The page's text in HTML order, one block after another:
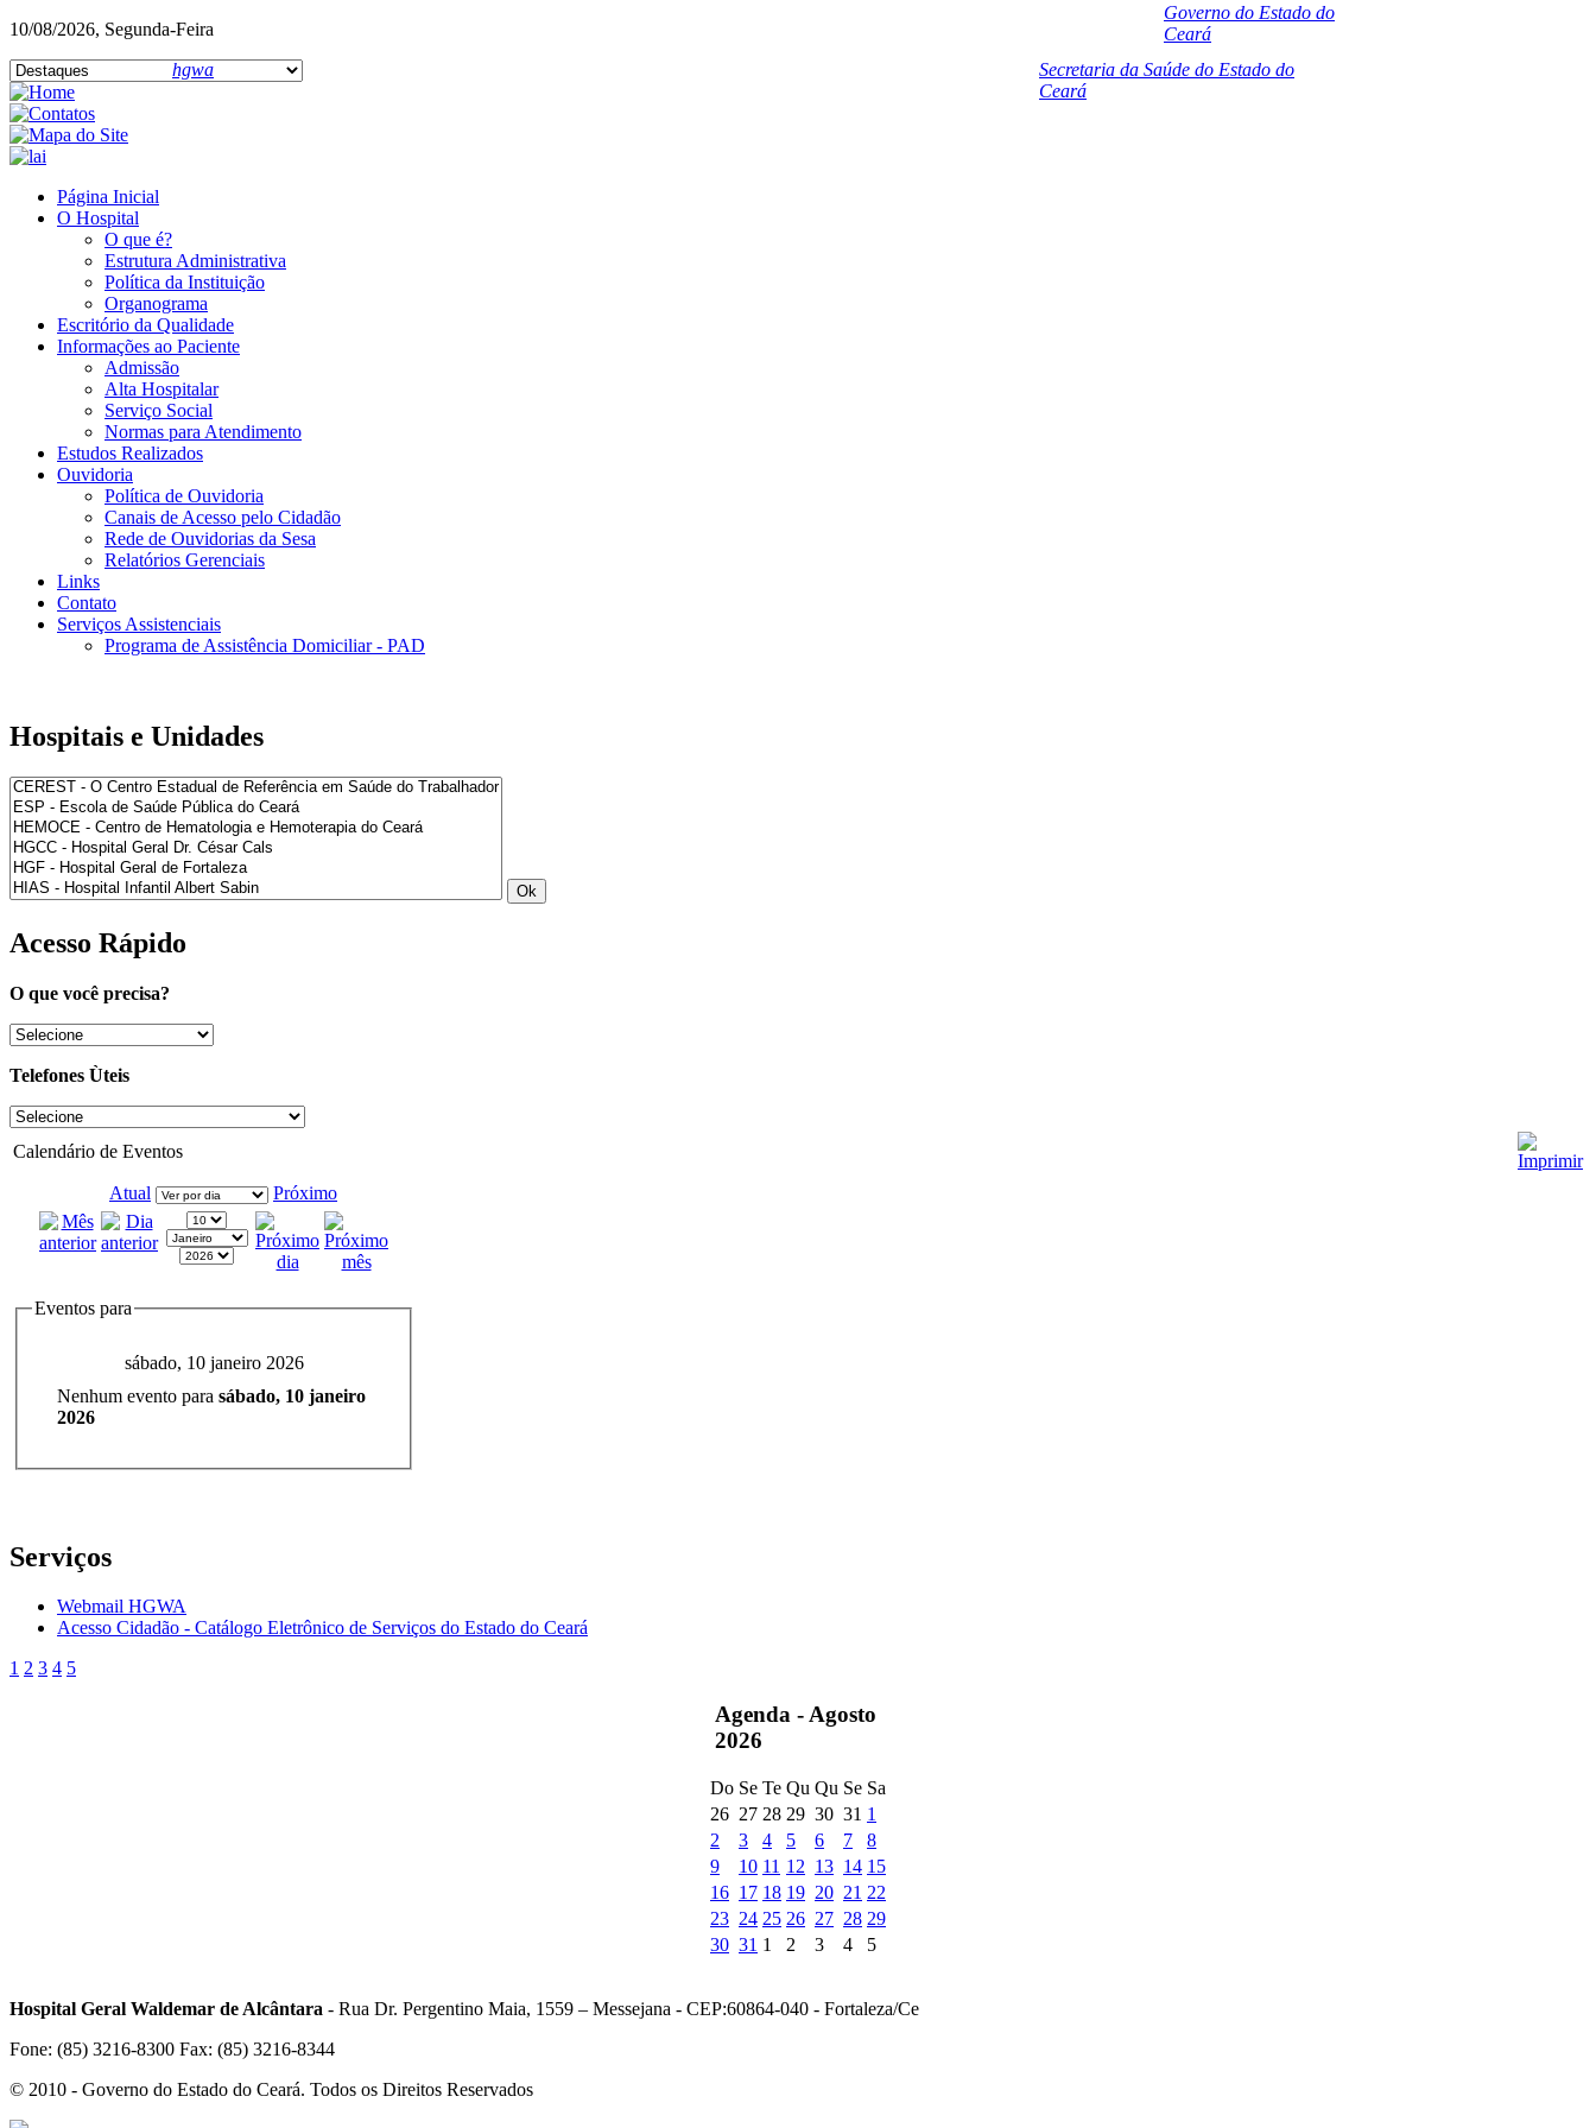
10/08/2026, Segunda-Feira
hgwa
Secretaria da Saúde do Estado do
Ceará
Governo do Estado do
Ceará
Página Inicial
O Hospital
O que é?
Estrutura Administrativa
Política da Instituição
Organograma
Escritório da Qualidade
Informações ao Paciente
Admissão
Alta Hospitalar
Serviço Social
Normas para Atendimento
Estudos Realizados
Ouvidoria
Política de Ouvidoria
Canais de Acesso pelo Cidadão
Rede de Ouvidorias da Sesa
Relatórios Gerenciais
Links
Contato
Serviços Assistenciais
Programa de Assistência Domiciliar - PAD
Hospitais e Unidades
Acesso Rápido
O que você precisa?
Telefones Ùteis
Calendário de Eventos
Atual Próximo
Eventos para
sábado, 10 janeiro 2026
Nenhum evento para sábado, 10 janeiro
2026
Serviços
Webmail HGWA
Acesso Cidadão - Catálogo Eletrônico de Serviços do Estado do Ceará
1 2 3 4 5
Agenda - Agosto
2026
Do Se Te Qu Qu Se Sa
26 27 28 29 30 31 1
2
3 4 5 6 7
8
9
10 11 12 13 14 15
16 17 18 19 20 21 22
23 24 25 26 27 28 29
30 31 1 2 3 4 5
Hospital Geral Waldemar de Alcântara - Rua Dr. Pergentino Maia, 1559 – Messejana - CEP:60864-040 - Fortaleza/Ce
Fone: (85) 3216-8300 Fax: (85) 3216-8344
© 2010 - Governo do Estado do Ceará. Todos os Direitos Reservados